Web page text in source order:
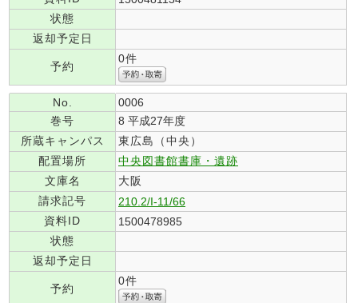
状態
返却予定日
予約
0件
No.
0006
巻号
8 平成27年度
所蔵キャンパス
東広島（中央）
配置場所
中央図書館書庫・遺跡
文庫名
大阪
請求記号
210.2/I-11/66
資料ID
1500478985
状態
返却予定日
予約
0件